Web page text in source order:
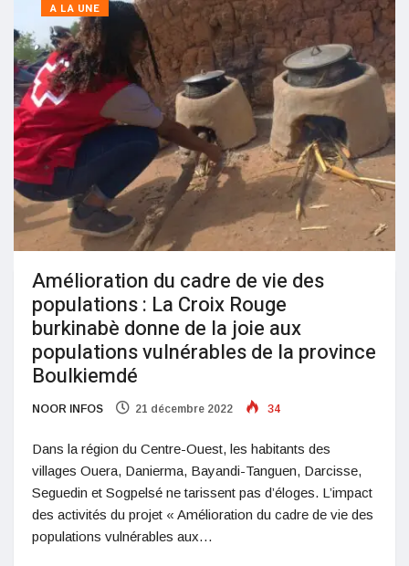
A LA UNE
Amélioration du cadre de vie des
populations : La Croix Rouge
burkinabè donne de la joie aux
populations vulnérables de la province
Boulkiemdé
NOOR INFOS 21 décembre 2022 34
Dans la région du Centre-Ouest, les habitants des
villages Ouera, Danierma, Bayandi-Tanguen, Darcisse,
Seguedin et Sogpelsé ne tarissent pas d’éloges. L’impact
des activités du projet « Amélioration du cadre de vie des
populations vulnérables aux…